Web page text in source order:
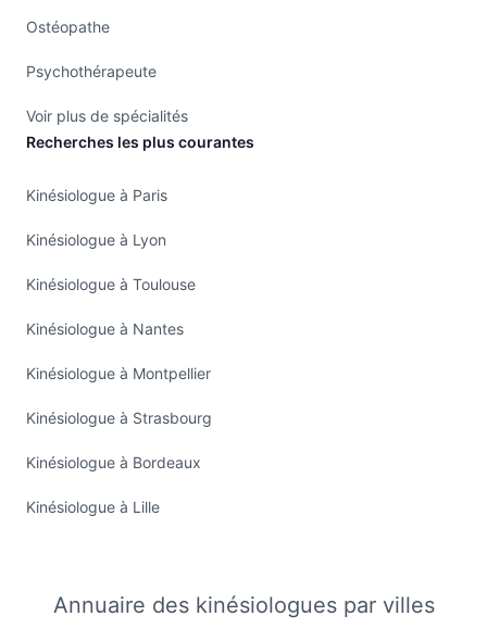
Ostéopathe
Psychothérapeute
Voir plus de spécialités
Recherches les plus courantes
Kinésiologue à Paris
Kinésiologue à Lyon
Kinésiologue à Toulouse
Kinésiologue à Nantes
Kinésiologue à Montpellier
Kinésiologue à Strasbourg
Kinésiologue à Bordeaux
Kinésiologue à Lille
Annuaire des kinésiologues par villes